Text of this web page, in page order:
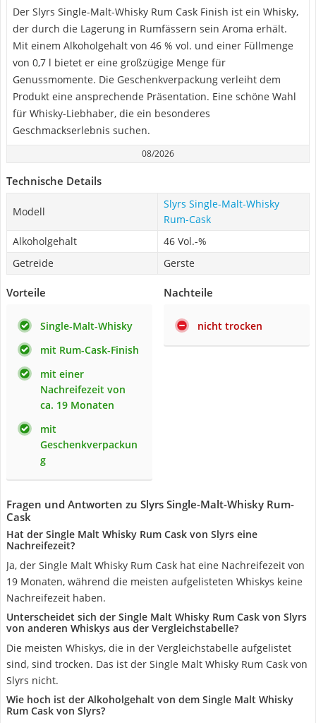
Der Slyrs Single-Malt-Whisky Rum Cask Finish ist ein Whisky,
der durch die Lagerung in Rumfässern sein Aroma erhält.
Mit einem Alkoholgehalt von 46 % vol. und einer Füllmenge
von 0,7 l bietet er eine großzügige Menge für
Genussmomente. Die Geschenkverpackung verleiht dem
Produkt eine ansprechende Präsentation. Eine schöne Wahl
für Whisky-Liebhaber, die ein besonderes
Geschmackserlebnis suchen.
08/2026
Technische Details
Modell
Slyrs Single-Malt-Whisky
Rum-Cask
Alkoholgehalt
46 Vol.-%
Getreide
Gerste
Vorteile
Single-Malt-Whisky
mit Rum-Cask-Finish
mit einer
Nachreifezeit von
ca. 19 Monaten
mit
Geschenkverpackun
g
Nachteile
nicht trocken
Fragen und Antworten zu Slyrs Single-Malt-Whisky Rum-
Cask
Hat der Single Malt Whisky Rum Cask von Slyrs eine
Nachreifezeit?
Ja, der Single Malt Whisky Rum Cask hat eine Nachreifezeit von
19 Monaten, während die meisten aufgelisteten Whiskys keine
Nachreifezeit haben.
Unterscheidet sich der Single Malt Whisky Rum Cask von Slyrs
von anderen Whiskys aus der Vergleichstabelle?
Die meisten Whiskys, die in der Vergleichstabelle aufgelistet
sind, sind trocken. Das ist der Single Malt Whisky Rum Cask von
Slyrs nicht.
Wie hoch ist der Alkoholgehalt von dem Single Malt Whisky
Rum Cask von Slyrs?